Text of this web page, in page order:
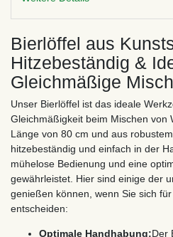
Bierlöffel aus
Hitzebeständig &
Gleichmäßige
Unser Bierlöffel ist das ideale
Gleichmäßigkeit beim Mischen von
Länge von 80 cm und aus
hitzebeständig und einfach in der
mühelose Bedienung und eine
gewährleistet. Hier sind einige der
genießen können, wenn Sie sich
entscheiden:
Optimale Handhabung:Der